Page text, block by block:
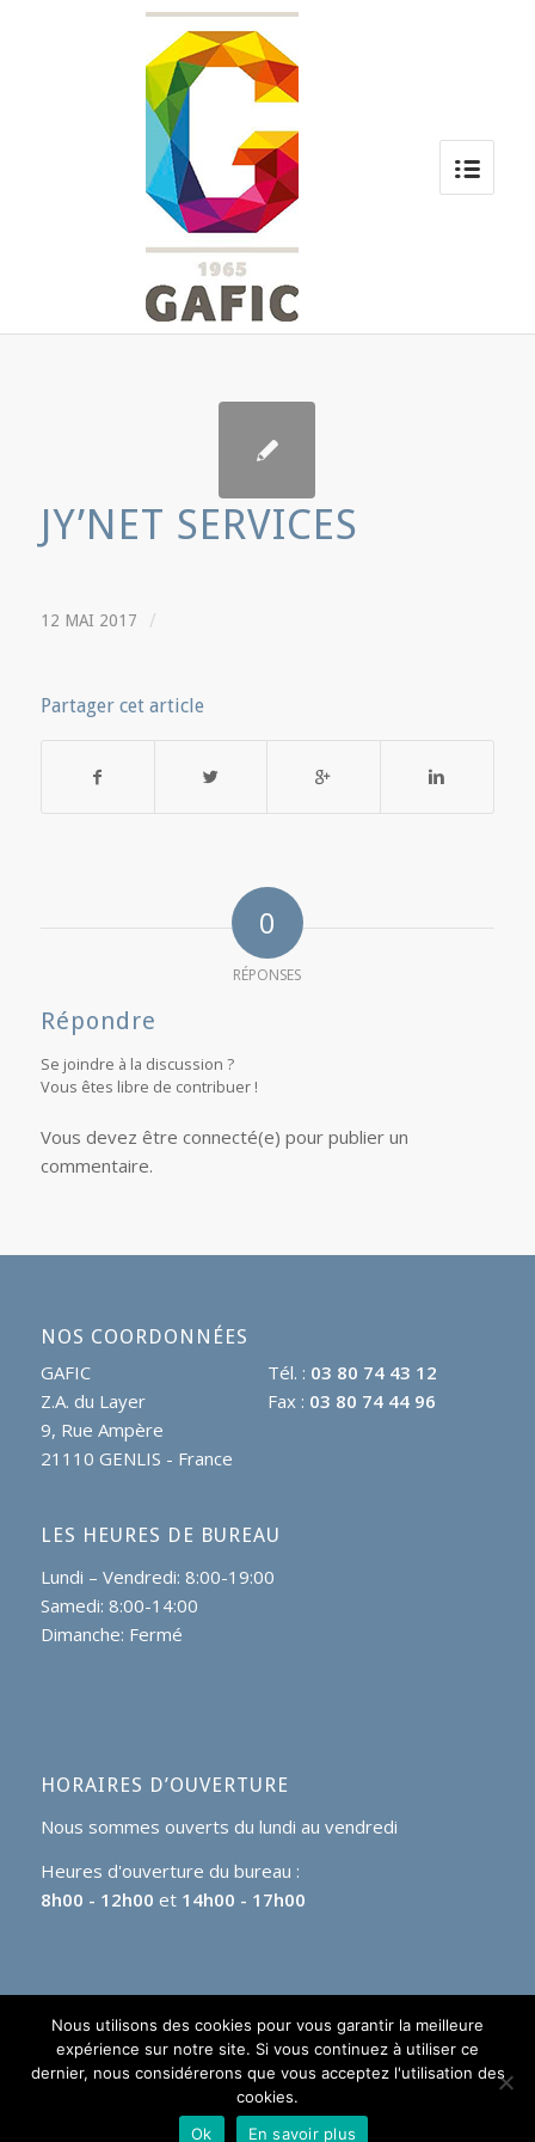
JY’NET SERVICES
12 MAI 2017 /
Partager cet article
0
RÉPONSES
Répondre
Se joindre à la discussion ?
Vous êtes libre de contribuer !
Vous devez être connecté(e) pour publier un
commentaire.
NOS COORDONNÉES
GAFIC
Z.A. du Layer
9, Rue Ampère
21110 GENLIS - France
Tél. : 03 80 74 43 12
Fax : 03 80 74 44 96
LES HEURES DE BUREAU
Lundi – Vendredi: 8:00-19:00
Samedi: 8:00-14:00
Dimanche: Fermé
HORAIRES D’OUVERTURE
Nous sommes ouverts du lundi au vendredi
Heures d'ouverture du bureau :
8h00 - 12h00 et 14h00 - 17h00
© GAFIC 2017 - Tous droits réservés
Nous utilisons des cookies pour vous garantir la meilleure
expérience sur notre site. Si vous continuez à utiliser ce
dernier, nous considérerons que vous acceptez l'utilisation des
cookies.
Ok
En savoir plus